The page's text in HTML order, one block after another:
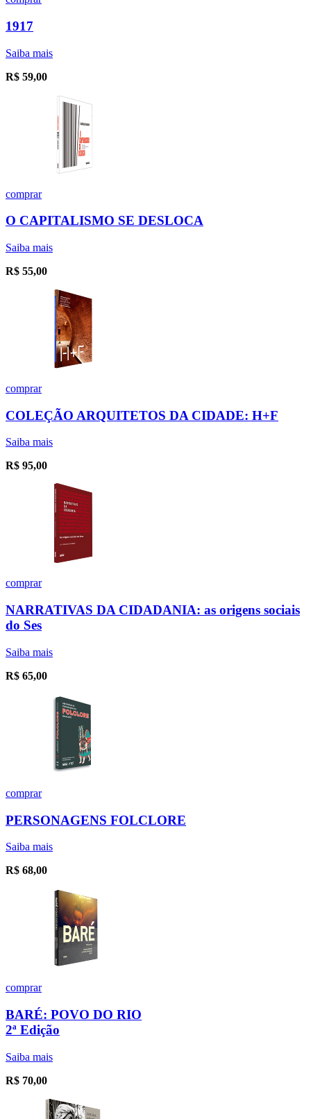
1917
Saiba mais
R$ 59,00
comprar
O CAPITALISMO SE DESLOCA
Saiba mais
R$ 55,00
comprar
COLEÇÃO ARQUITETOS DA CIDADE: H+F
Saiba mais
R$ 95,00
comprar
NARRATIVAS DA CIDADANIA: as origens sociais
do Ses
Saiba mais
R$ 65,00
comprar
PERSONAGENS FOLCLORE
Saiba mais
R$ 68,00
comprar
BARÉ: POVO DO RIO
2ª Edição
Saiba mais
R$ 70,00